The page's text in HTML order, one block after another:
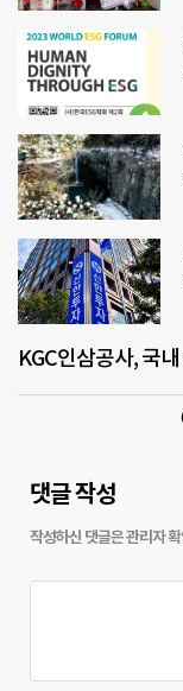
KGC인삼공사, 국
댓글 작성